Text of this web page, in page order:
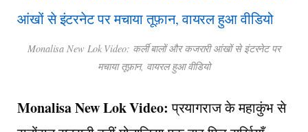
Monalisa New Lok Video: कर्ली बालों और कजरारी आंखों से इंटरनेट पर
मचाया तूफ़ान, वायरल हुआ वीडियो
Monalisa New Lok Video: प्रयागराज के महाकुंभ से